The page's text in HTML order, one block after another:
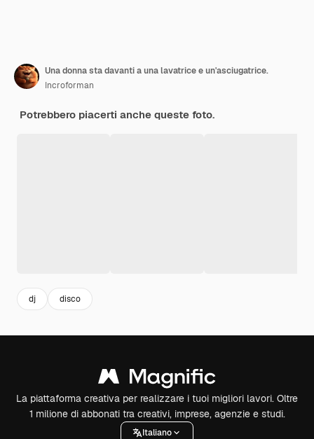
Una donna sta davanti a una lavatrice e un'asciugatrice.
Incroforman
Potrebbero piacerti anche queste foto.
dj disco
La piattaforma creativa per realizzare i tuoi migliori lavori. Oltre
1 milione di abbonati tra creativi, imprese, agenzie e studi.
Italiano